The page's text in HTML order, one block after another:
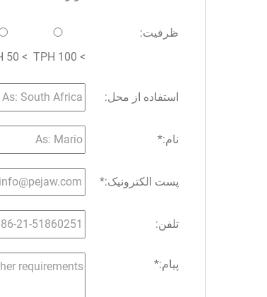
ظرفیت:
> 100 TPH
> 50 TPH
استفاده از محل:
نام:*
پست الکترونیک:*
تلفن:
پیام:*